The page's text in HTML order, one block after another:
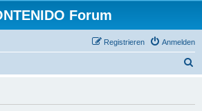
Forum
Anmelden
Registrieren